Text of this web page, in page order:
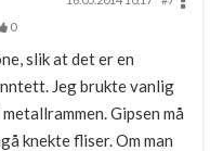
0
slik at det er en
Jeg brukte vanlig
Gipsen må
knekte fliser. Om man